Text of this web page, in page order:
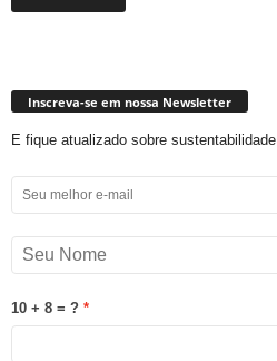
Inscreva-se em nossa Newsletter
E fique atualizado sobre sustentabilidade
10 + 8 = ?